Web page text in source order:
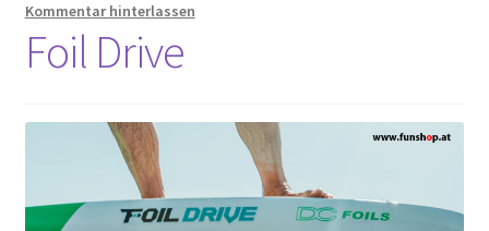
Impressum
Kommentar hinterlassen
Foil Drive